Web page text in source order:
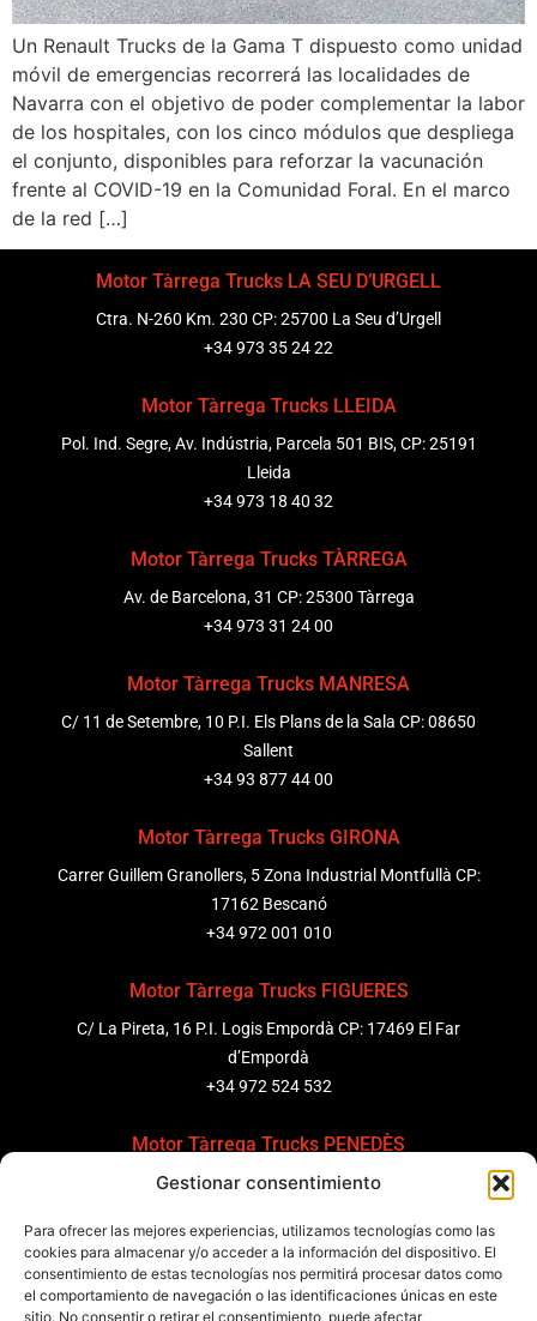
Gestionar consentimiento
Para ofrecer las mejores experiencias, utilizamos tecnologías como las
cookies para almacenar y/o acceder a la información del dispositivo. El
consentimiento de estas tecnologías nos permitirá procesar datos como
el comportamiento de navegación o las identificaciones únicas en este
sitio. No consentir o retirar el consentimiento, puede afectar
Un Renault Trucks de la Gama T dispuesto como unidad
móvil de emergencias recorrerá las localidades de
Navarra con el objetivo de poder complementar la labor
de los hospitales, con los cinco módulos que despliega
el conjunto, disponibles para reforzar la vacunación
frente al COVID-19 en la Comunidad Foral. En el marco
de la red […]
Motor Tàrrega Trucks LA SEU D’URGELL
Ctra. N-260 Km. 230 CP: 25700 La Seu d’Urgell
+34 973 35 24 22
Motor Tàrrega Trucks LLEIDA
Pol. Ind. Segre, Av. Indústria, Parcela 501 BIS, CP: 25191
Lleida
+34 973 18 40 32
Motor Tàrrega Trucks TÀRREGA
Av. de Barcelona, 31 CP: 25300 Tàrrega
+34 973 31 24 00
Motor Tàrrega Trucks MANRESA
C/ 11 de Setembre, 10 P.I. Els Plans de la Sala CP: 08650
Sallent
+34 93 877 44 00
Motor Tàrrega Trucks GIRONA
Carrer Guillem Granollers, 5 Zona Industrial Montfullà CP:
17162 Bescanó
+34 972 001 010
Motor Tàrrega Trucks FIGUERES
C/ La Pireta, 16 P.I. Logis Empordà CP: 17469 El Far
d’Empordà
+34 972 524 532
Motor Tàrrega Trucks PENEDÈS
C/ Ponent 8, Pol. Ind. Sant Pere Molanta, CP: 08799
+34 931 69 11 91
Motor Tàrrega Trucks BARCELONA